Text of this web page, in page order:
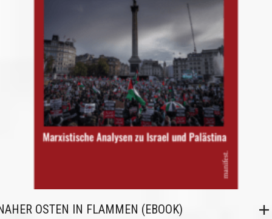
OSTEN IN FLAMMEN (EBOOK)